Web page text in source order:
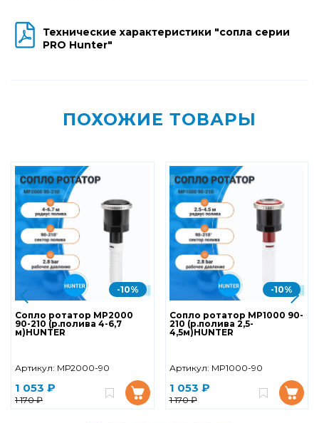
Технические характеристики "сопла серии
PRO Hunter"
ПОХОЖИЕ ТОВАРЫ
-10%
Сопло ротатор MP2000
90-210 (р.полива 4-6,7
м)HUNTER
Артикул: МР2000-90
1 053 ₽
1 170 ₽
-10%
Сопло ротатор MP1000 90-
210 (р.полива 2,5-
4,5м)HUNTER
Артикул: MP1000-90
1 053 ₽
1 170 ₽